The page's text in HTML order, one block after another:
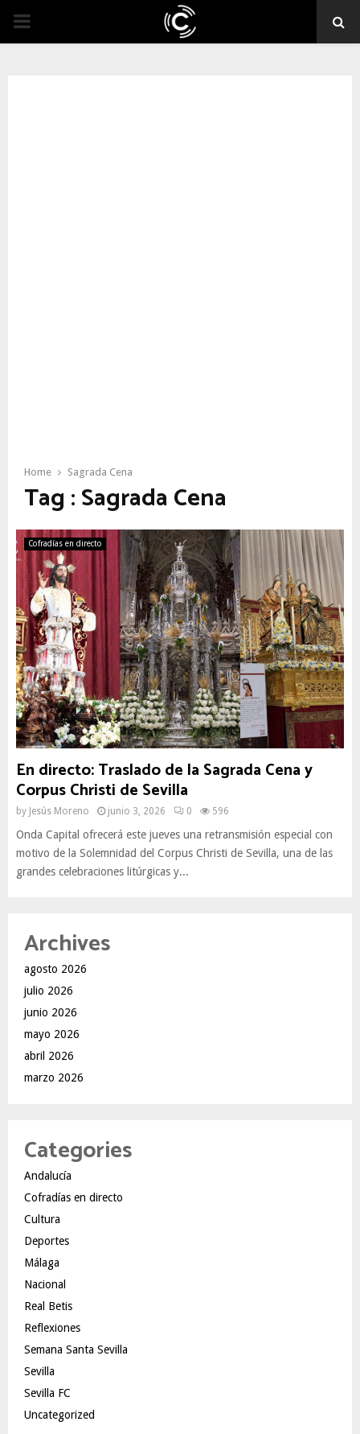
PRIMARY
Home Sagrada Cena
Tag : Sagrada Cena
Cofradías en directo
En directo: Traslado de la Sagrada Cena y
Corpus Christi de Sevilla
by Jesús Moreno junio 3, 2026 0 596
Onda Capital ofrecerá este jueves una retransmisión especial con
motivo de la Solemnidad del Corpus Christi de Sevilla, una de las
grandes celebraciones litúrgicas y...
Archives
agosto 2026
julio 2026
junio 2026
mayo 2026
abril 2026
marzo 2026
Categories
Andalucía
Cofradías en directo
Cultura
Deportes
Málaga
Nacional
Real Betis
Reflexiones
Semana Santa Sevilla
Sevilla
Sevilla FC
Uncategorized